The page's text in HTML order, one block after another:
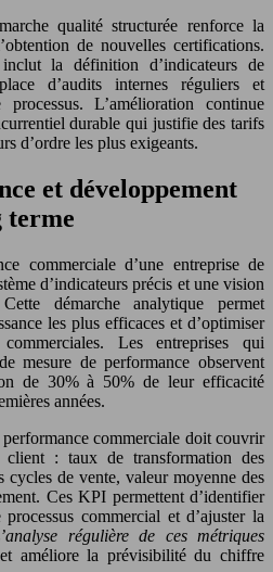
qualité structurée renforce la
de nouvelles certifications.
la définition d’indicateurs de
d’audits internes réguliers et
L’amélioration continue
durable qui justifie des tarifs
d’ordre les plus exigeants.
et développement
terme
commerciale d’une entreprise de
d’indicateurs précis et une vision
démarche analytique permet
les plus efficaces et d’optimiser
Les entreprises qui
mesure de performance observent
de 30% à 50% de leur efficacité
années.
commerciale doit couvrir
: taux de transformation des
cycles de vente, valeur moyenne des
Ces KPI permettent d’identifier
commercial et d’ajuster la
régulière de ces métriques
améliore la prévisibilité du chiffre